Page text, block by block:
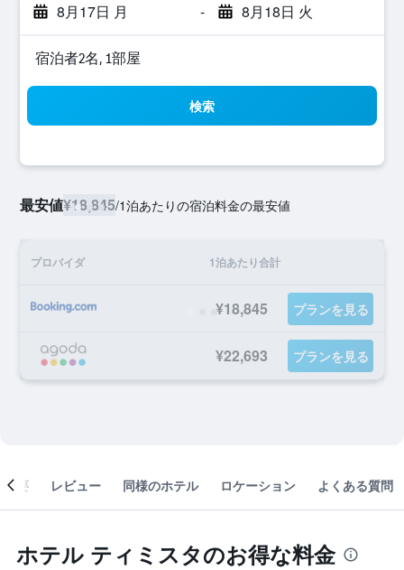
8月17日 月 - 8月18日 火
宿泊者2名, 1​部屋
検索
最安値¥18,845/1泊あたりの宿泊料金の最安値
プロバイダ 1泊あたり合計
¥18,845 プランを見る
¥22,693 プランを見る
概要 レビュー 同様のホテル ロケーション よくある質問
ホテル ティミスタのお得な料金